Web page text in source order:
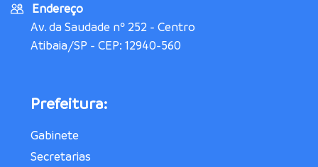
Endereço
Av. da Saudade nº 252 - Centro
Atibaia/SP - CEP: 12940-560
Prefeitura:
Gabinete
Secretarias